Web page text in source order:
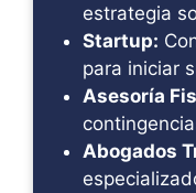
estrategia
Startup:
para iniciar
Asesoría
Abogados